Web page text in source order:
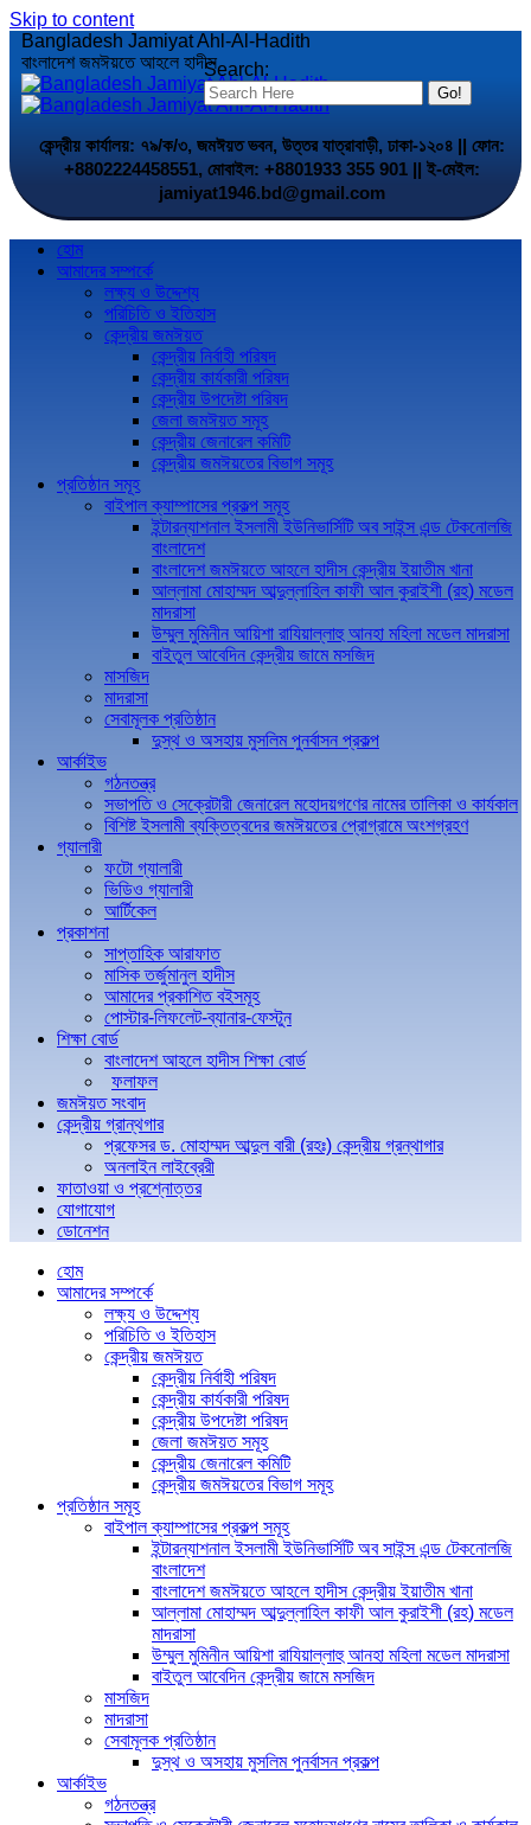
Skip to content
Search:
Bangladesh Jamiyat Ahl-Al-Hadith
বাংলাদেশ জমঈয়তে আহলে হাদীস
কেন্দ্রীয় কার্যালয়: ৭৯/ক/৩, জমঈয়ত ভবন, উত্তর যাত্রাবাড়ী, ঢাকা-১২০৪ || ফোন:
+8802224458551, মোবাইল: +8801933 355 901 || ই-মেইল:
jamiyat1946.bd@gmail.com
হোম
আমাদের সম্পর্কে
লক্ষ্য ও উদ্দেশ্য
পরিচিতি ও ইতিহাস
কেন্দ্রীয় জমঈয়ত
কেন্দ্রীয় নির্বাহী পরিষদ
কেন্দ্রীয় কার্যকারী পরিষদ
কেন্দ্রীয় উপদেষ্টা পরিষদ
জেলা জমঈয়ত সমূহ
কেন্দ্রীয় জেনারেল কমিটি
কেন্দ্রীয় জমঈয়তের বিভাগ সমূহ
প্রতিষ্ঠান সমূহ
বাইপাল ক্যাম্পাসের প্রকল্প সমূহ
ইন্টারন্যাশনাল ইসলামী ইউনিভার্সিটি অব সাইন্স এন্ড টেকনোলজি
বাংলাদেশ
বাংলাদেশ জমঈয়তে আহলে হাদীস কেন্দ্রীয় ইয়াতীম খানা
আল্লামা মোহাম্মদ আব্দুল্লাহিল কাফী আল কুরাইশী (রহ) মডেল
মাদরাসা
উম্মুল মুমিনীন আয়িশা রাযিয়াল্লাহু আনহা মহিলা মডেল মাদরাসা
বাইতুল আবেদিন কেন্দ্রীয় জামে মসজিদ
মাসজিদ
মাদরাসা
সেবামূলক প্রতিষ্ঠান
দুস্থ ও অসহায় মুসলিম পুনর্বাসন প্রকল্প
আর্কাইভ
গঠনতন্ত্র
সভাপতি ও সেক্রেটারী জেনারেল মহোদয়গণের নামের তালিকা ও কার্যকাল
বিশিষ্ট ইসলামী ব্যক্তিত্বদের জমঈয়তের প্রোগ্রামে অংশগ্রহণ
গ্যালারী
ফটো গ্যালারী
ভিডিও গ্যালারী
আর্টিকেল
প্রকাশনা
সাপ্তাহিক আরাফাত
মাসিক তর্জুমানুল হাদীস
আমাদের প্রকাশিত বইসমূহ
পোস্টার-লিফলেট-ব্যানার-ফেস্টুন
শিক্ষা বোর্ড
বাংলাদেশ আহলে হাদীস শিক্ষা বোর্ড
ফলাফল
জমঈয়ত সংবাদ
কেন্দ্রীয় গ্রান্থগার
প্রফেসর ড. মোহাম্মদ আব্দুল বারী (রহঃ) কেন্দ্রীয় গ্রন্থাগার
অনলাইন লাইব্রেরী
ফাতাওয়া ও প্রশ্নোত্তর
যোগাযোগ
ডোনেশন
হোম
আমাদের সম্পর্কে
লক্ষ্য ও উদ্দেশ্য
পরিচিতি ও ইতিহাস
কেন্দ্রীয় জমঈয়ত
কেন্দ্রীয় নির্বাহী পরিষদ
কেন্দ্রীয় কার্যকারী পরিষদ
কেন্দ্রীয় উপদেষ্টা পরিষদ
জেলা জমঈয়ত সমূহ
কেন্দ্রীয় জেনারেল কমিটি
কেন্দ্রীয় জমঈয়তের বিভাগ সমূহ
প্রতিষ্ঠান সমূহ
বাইপাল ক্যাম্পাসের প্রকল্প সমূহ
ইন্টারন্যাশনাল ইসলামী ইউনিভার্সিটি অব সাইন্স এন্ড টেকনোলজি
বাংলাদেশ
বাংলাদেশ জমঈয়তে আহলে হাদীস কেন্দ্রীয় ইয়াতীম খানা
আল্লামা মোহাম্মদ আব্দুল্লাহিল কাফী আল কুরাইশী (রহ) মডেল
মাদরাসা
উম্মুল মুমিনীন আয়িশা রাযিয়াল্লাহু আনহা মহিলা মডেল মাদরাসা
বাইতুল আবেদিন কেন্দ্রীয় জামে মসজিদ
মাসজিদ
মাদরাসা
সেবামূলক প্রতিষ্ঠান
দুস্থ ও অসহায় মুসলিম পুনর্বাসন প্রকল্প
আর্কাইভ
গঠনতন্ত্র